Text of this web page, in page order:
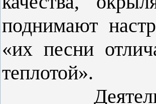
поднимают
«их песни
теплотой».